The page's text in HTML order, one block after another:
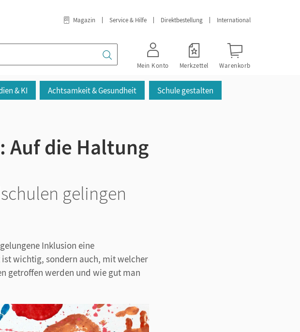
Magazin Service & Hilfe Direktbestellung International
Mein Konto Merkzettel Warenkorb
& KI Achtsamkeit & Gesundheit Schule gestalten
Auf die Haltung
gelingen
Inklusion eine
wichtig, sondern auch, mit welcher
getroffen werden und wie gut man